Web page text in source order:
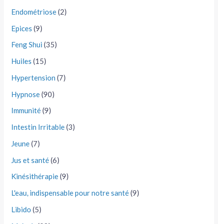
Endométriose(2)
Epices (9)
Feng Shui (35)
Huiles (15)
Hypertension (7)
Hypnose(90)
Immunité(9)
Intestin Irritable(3)
Jeune(7)
Jus et santé(6)
Kinésithérapie(9)
L'eau, indispensable pour notre santé(9)
Libido (5)